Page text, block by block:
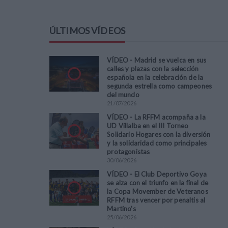
ÚLTIMOS VÍDEOS
VÍDEO - Madrid se vuelca en sus
calles y plazas con la selección
española en la celebración de la
segunda estrella como campeones
del mundo
21 /07/2026
VÍDEO - La RFFM acompaña a la
UD Villalba en el III Torneo
Solidario Hogares con la diversión
y la solidaridad como principales
protagonistas
30/06/2026
VÍDEO - El Club Deportivo Goya
se alza con el triunfo en la final de
la Copa Movember de Veteranos
RFFM tras vencer por penaltis al
Martino's
25/06/2026